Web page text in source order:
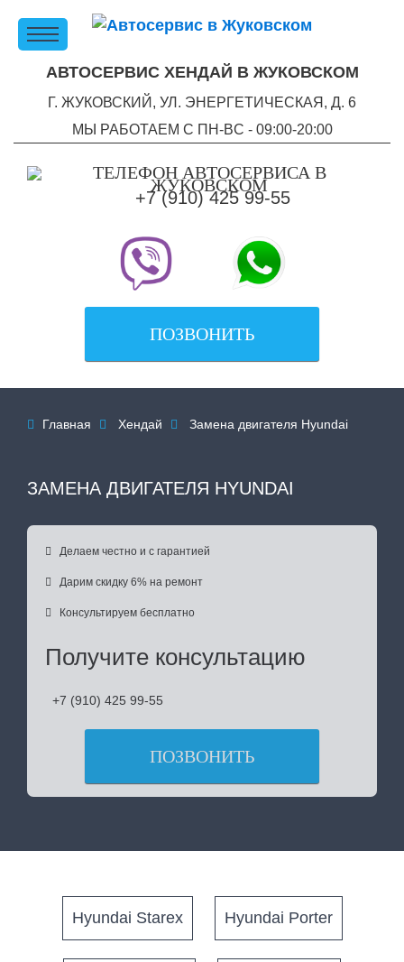
АВТОСЕРВИС ХЕНДАЙ В ЖУКОВСКОМ
Г. ЖУКОВСКИЙ, УЛ. ЭНЕРГЕТИЧЕСКАЯ, Д. 6
МЫ РАБОТАЕМ С ПН-ВC - 09:00-20:00
+7 (910) 425 99-55
ПОЗВОНИТЬ
 Главная  Хендай  Замена двигателя Hyundai
ЗАМЕНА ДВИГАТЕЛЯ HYUNDAI
 Делаем честно и с гарантией
 Дарим скидку 6% на ремонт
 Консультируем бесплатно
Получите консультацию
+7 (910) 425 99-55
ПОЗВОНИТЬ
Hyundai Starex Hyundai Porter